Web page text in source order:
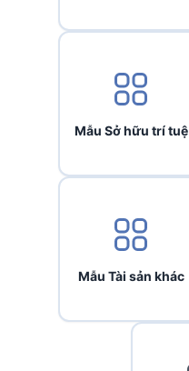
Mẫu Sở hữu trí tuệ
Mẫu Tài sản khác